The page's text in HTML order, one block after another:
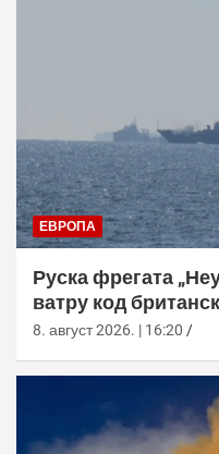
ЕВРОПА
Руска фрегата
ватру код
морнарица
8. август 2026. | 16:20